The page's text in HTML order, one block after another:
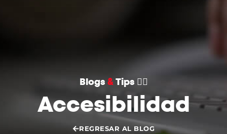
Blogs &Tips 👌🏻
Accesibilidad
REGRESAR AL BLOG